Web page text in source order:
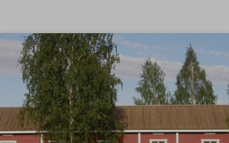
Siirry sisältöön